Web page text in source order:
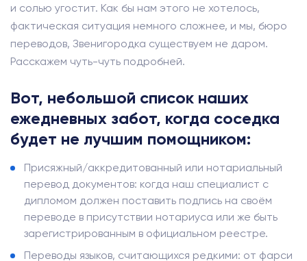
и солью угостит. Как бы нам этого не хотелось,
фактическая ситуация немного сложнее, и мы, бюро
переводов, Звенигородка существуем не даром.
Расскажем чуть-чуть подробней.
Вот, небольшой список наших
ежедневных забот, когда соседка
будет не лучшим помощником:
Присяжный/аккредитованный или нотариальный
перевод документов: когда наш специалист с
дипломом должен поставить подпись на своём
переводе в присутствии нотариуса или же быть
зарегистрированным в официальном реестре.
Переводы языков, считающихся редкими: от фарси